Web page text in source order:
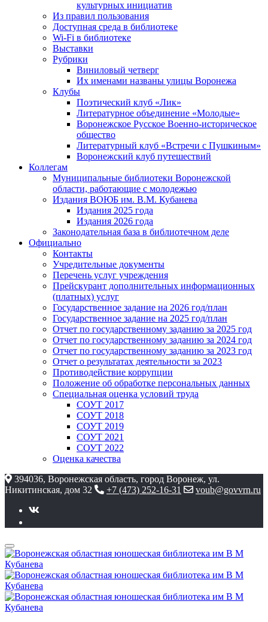
культурных инициатив
Из правил пользования
Доступная среда в библиотеке
Wi-Fi в библиотеке
Выставки
Рубрики
Виниловый четверг
Их именами названы улицы Воронежа
Клубы
Поэтический клуб «Лик»
Литературное объединение «Молодые»
Воронежское Русское Военно-историческое
общество
Литературный клуб «Встречи с Пушкиным»
Воронежский клуб путешествий
Коллегам
Муниципальные библиотеки Воронежской
области, работающие с молодежью
Издания ВОЮБ им. В.М. Кубанева
Издания 2025 года
Издания 2026 года
Законодательная база в библиотечном деле
Официально
Контакты
Учредительные документы
Перечень услуг учреждения
Прейскурант дополнительных информационных
(платных) услуг
Государственное задание на 2026 год/план
Государственное задание на 2025 год/план
Отчет по государственному заданию за 2025 год
Отчет по государственному заданию за 2024 год
Отчет по государственному заданию за 2023 год
Отчет о результатах деятельности за 2023
Противодействие коррупции
Положение об обработке персональных данных
Специальная оценка условий труда
СОУТ 2017
СОУТ 2018
СОУТ 2019
СОУТ 2021
СОУТ 2022
Оценка качества
394036, Воронежская область, город Воронеж, ул.
Никитинская, дом 32
+7 (473) 252-16-31 voub@govvrn.ru